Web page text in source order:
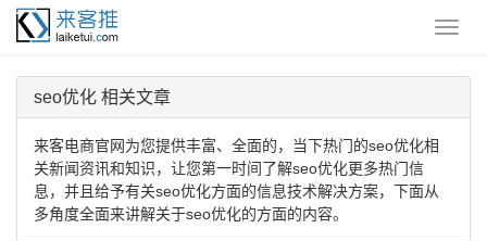
seo优化 相关文章
来客电商官网为您提供丰富、全面的，当下热门的seo优化相
关新闻资讯和知识，让您第一时间了解seo优化更多热门信
息，并且给予有关seo优化方面的信息技术解决方案，下面从
多角度全面来讲解关于seo优化的方面的内容。